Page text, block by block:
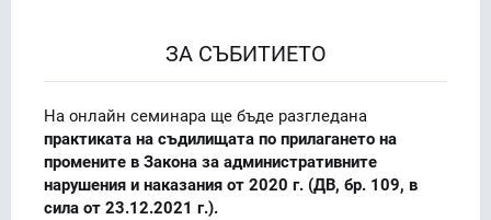
ЗА СЪБИТИЕТО
На онлайн семинара ще бъде разгледана
практиката на съдилищата по прилагането на
промените в Закона за административните
нарушения и наказания от 2020 г. (ДВ, бр. 109, в
сила от 23.12.2021 г.).